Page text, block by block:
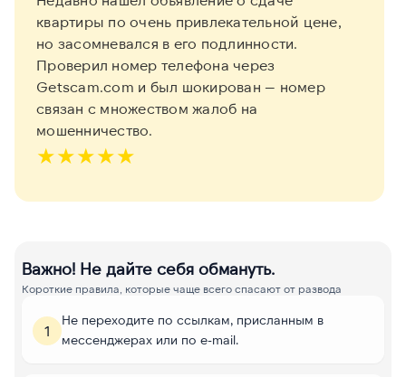
квартиры по очень привлекательной цене,
но засомневался в его подлинности.
Проверил номер телефона через
Getscam.com и был шокирован — номер
связан с множеством жалоб на
мошенничество.
★★★★★
Важно! Не дайте себя обмануть.
Короткие правила, которые чаще всего спасают от развода
1
Не переходите по ссылкам, присланным в
мессенджерах или по e-mail.